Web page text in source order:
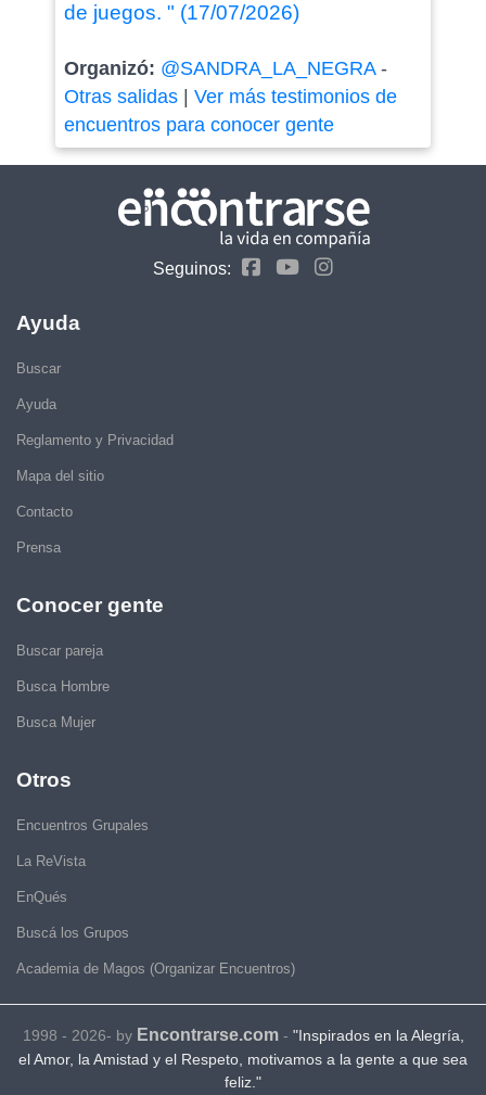
de juegos. " (17/07/2026)
Organizó: @SANDRA_LA_NEGRA-
Otras salidas| Ver más testimonios de
encuentros para conocer gente
Seguinos:
Ayuda
Buscar
Ayuda
Reglamento y Privacidad
Mapa del sitio
Contacto
Prensa
Conocer gente
Buscar pareja
Busca Hombre
Busca Mujer
Otros
Encuentros Grupales
La ReVista
EnQués
Buscá los Grupos
Academia de Magos (Organizar Encuentros)
1998 - 2026- by Encontrarse.com- "Inspirados en la Alegría,
el Amor, la Amistad y el Respeto, motivamos a la gente a que sea
feliz."